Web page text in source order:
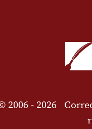
2006 - 2026